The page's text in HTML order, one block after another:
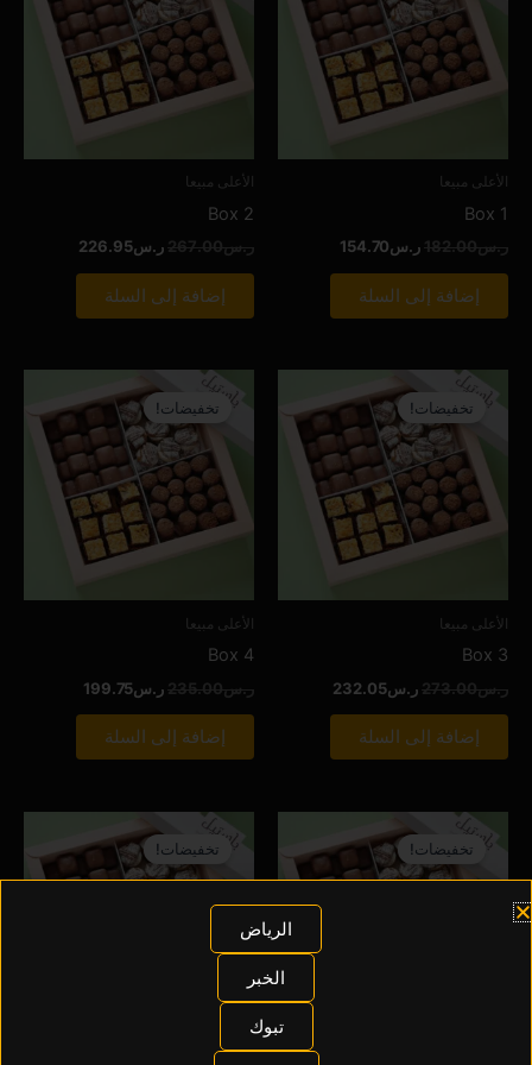
الأعلى مبيعا
Box 1
ر.س182.00ر.س154.70
إضافة إلى السلة
الأعلى مبيعا
Box 2
ر.س267.00ر.س226.95
إضافة إلى السلة
تخفيضات!
الأعلى مبيعا
Box 3
ر.س273.00
الأصلي
هو:
ر.س273.00.
ر.س232.05
هو:
ر.س232.05.
إضافة إلى السلة
تخفيضات!
الأعلى مبيعا
Box 4
ر.س235.00
الأصلي
هو:
ر.س235.00.
ر.س199.75
هو:
ر.س199.75.
إضافة إلى السلة
تخفيضات!الأصلي
هو:
ر.س161.00.
هو:
ر.س136.85.
تخفيضات!الأصلي
هو:
ر.س169.00.
هو:
ر.س143.65.
الرياض
الخبر
تبوك